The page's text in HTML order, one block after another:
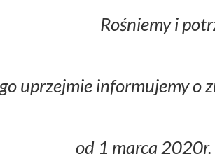
Rośniemy i
uprzejmie informujemy o
od 1 marca